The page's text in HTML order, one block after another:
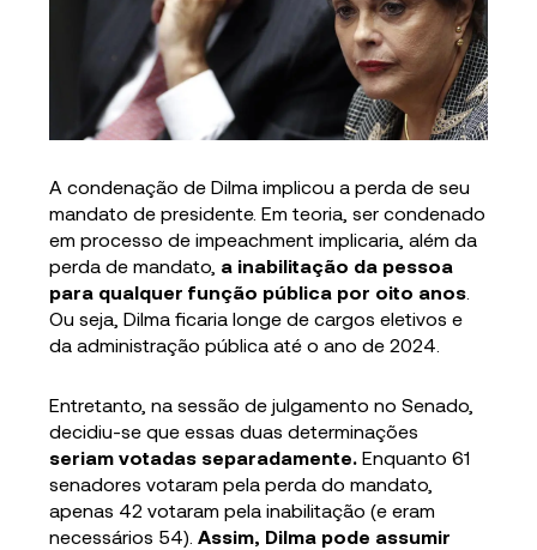
A condenação de Dilma implicou a perda de seu
mandato de presidente. Em teoria, ser condenado
em processo de impeachment implicaria, além da
perda de mandato, a inabilitação da pessoa
para qualquer função pública por oito anos
Ou seja, Dilma ficaria longe de cargos eletivos e
da administração pública até o ano de 2024.
Entretanto, na sessão de julgamento no Senado,
decidiu-se que essas duas determinações
seriam votadas separadamente. Enquanto 61
senadores votaram pela perda do mandato,
apenas 42 votaram pela inabilitação (e eram
necessários 54). Assim, Dilma pode assumir